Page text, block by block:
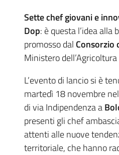
Introduzione
Sette chef giovani e
Dop: è questa l’idea alla
promosso dal Consorzio
Ministero
L’evento di lancio si è
martedì 18 novembre
di via Indipendenza a
presenti gli chef
attenti alle nuove
territoriale, che hanno